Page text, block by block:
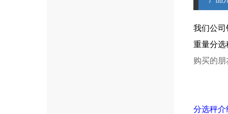
我们公司
重量分选
购买的
分选秤介